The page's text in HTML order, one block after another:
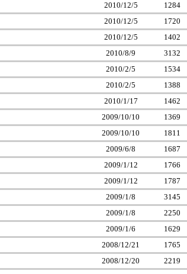
2010/12/5
1284
2010/12/5
1720
2010/12/5
1402
2010/8/9
3132
2010/2/5
1534
2010/2/5
1388
2010/1/17
1462
2009/10/10
1369
2009/10/10
1811
2009/6/8
1687
2009/1/12
1766
2009/1/12
1787
2009/1/8
3145
2009/1/8
2250
2009/1/6
1629
2008/12/21
1765
2008/12/20
2219